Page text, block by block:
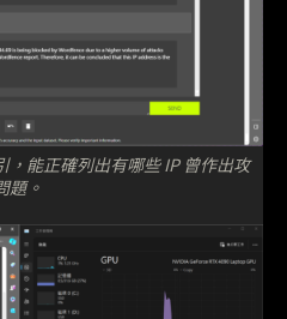
，能正確列出有哪些 IP 曾作出攻
題。